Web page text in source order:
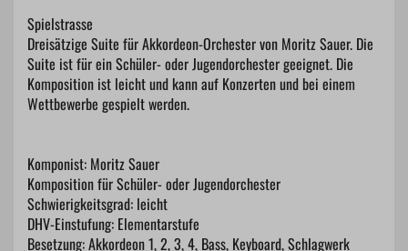
Spielstrasse
Dreisätzige Suite für Akkordeon-Orchester von Moritz Sauer. Die
Suite ist für ein Schüler- oder Jugendorchester geeignet. Die
Komposition ist leicht und kann auf Konzerten und bei einem
Wettbewerbe gespielt werden.
Komponist: Moritz Sauer
Komposition für Schüler- oder Jugendorchester
Schwierigkeitsgrad: leicht
DHV-Einstufung: Elementarstufe
Besetzung: Akkordeon 1, 2, 3, 4, Bass, Keyboard, Schlagwerk